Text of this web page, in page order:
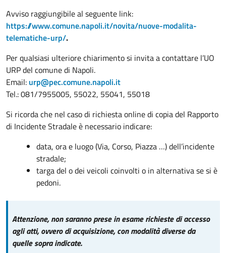
Avviso raggiungibile al seguente link:
https://www.comune.napoli.it/novita/nuove-modalita-
telematiche-urp/.
Per qualsiasi ulteriore chiarimento si invita a contattare l’UO
URP del comune di Napoli.
Email: urp@pec.comune.napoli.it
Tel.: 081/7955005, 55022, 55041, 55018
Si ricorda che nel caso di richiesta online di copia del Rapporto
di Incidente Stradale è necessario indicare:
data, ora e luogo (Via, Corso, Piazza …) dell’incidente
stradale;
targa del o dei veicoli coinvolti o in alternativa se si è
pedoni.
Attenzione, non saranno prese in esame richieste di accesso
agli atti, ovvero di acquisizione, con modalità diverse da
quelle sopra indicate.